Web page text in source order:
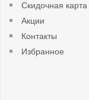
Скидочная карта
Акции
Контакты
Избранное